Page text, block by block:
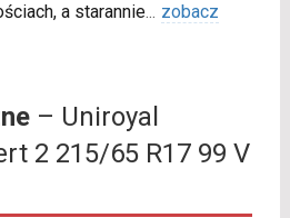
a starannie... zobacz
– Uniroyal
2 215/65 R17 99 V